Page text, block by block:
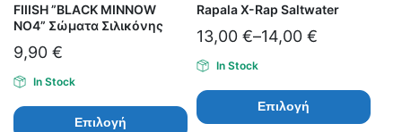
FIIISH ”BLACK MINNOW
ΝΟ4” Σώματα Σιλικόνης
9,90 €
In Stock
Επιλογή
Rapala X-Rap Saltwater
13,00 €–14,00 €
In Stock
Επιλογή